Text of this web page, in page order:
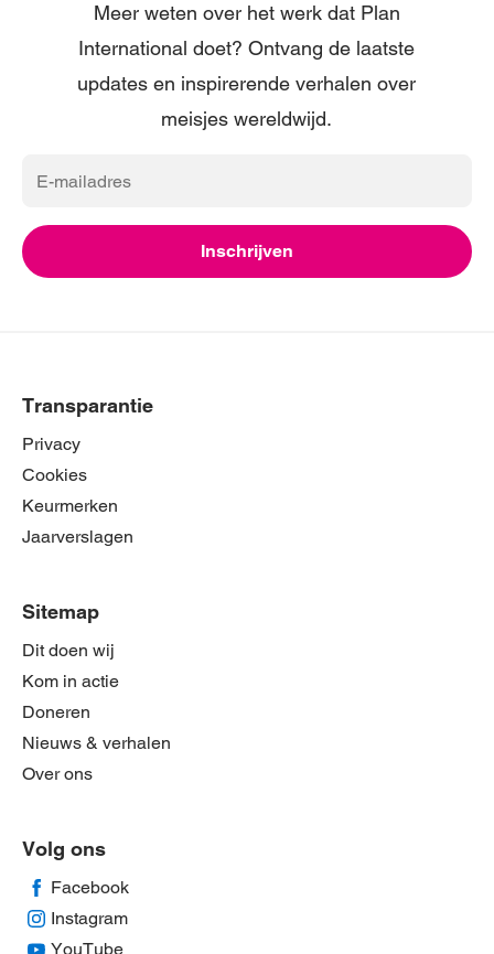
Meer weten over het werk dat Plan
International doet? Ontvang de laatste
updates en inspirerende verhalen over
meisjes wereldwijd.
E-
Inschrijven
Transparantie
Privacy
Cookies
Keurmerken
Jaarverslagen
Sitemap
Dit doen wij
Kom in actie
Doneren
Nieuws & verhalen
Over ons
Volg ons
Facebook
Instagram
YouTube